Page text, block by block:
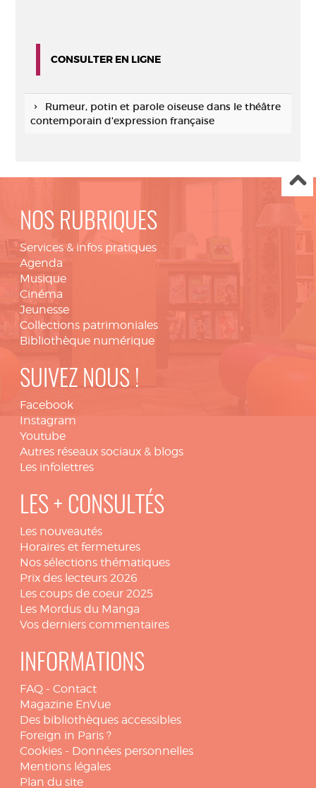
CONSULTER EN LIGNE
Rumeur, potin et parole oiseuse dans le théâtre
contemporain d'expression française
NOS RUBRIQUES
Services & infos pratiques
Agenda
Musique
Cinéma
Jeunesse
Collections patrimoniales
Bibliothèque numérique
SUIVEZ NOUS !
Facebook
Instagram
Youtube
Autres réseaux sociaux & blogs
Les infolettres
LES + CONSULTÉS
Les nouveautés
Horaires et fermetures
Nos sélections thématiques
Prix des lecteurs 2026
Les coups de coeur 2025
Les Mordus du Manga
Vos derniers commentaires
INFORMATIONS
FAQ - Contact
Magazine EnVue
Des bibliothèques accessibles
Foreign in Paris ?
Cookies - Données personnelles
Mentions légales
Plan du site